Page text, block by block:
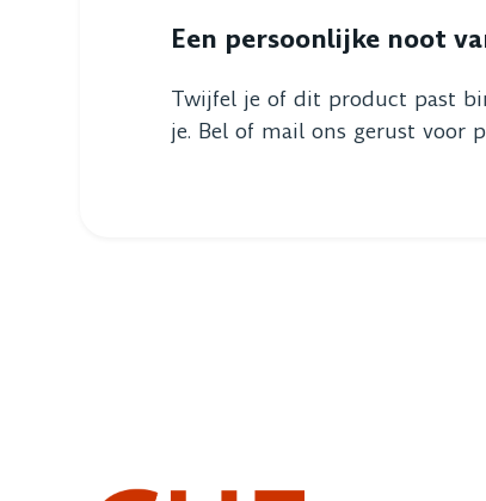
Een persoonlijke noot
Twijfel je of dit product past
je. Bel of mail ons gerust voor